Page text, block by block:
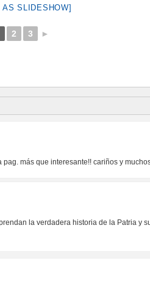
AS SLIDESHOW]
2 3 ►
más que interesante!! cariños y
la verdadera historia de la Patria y